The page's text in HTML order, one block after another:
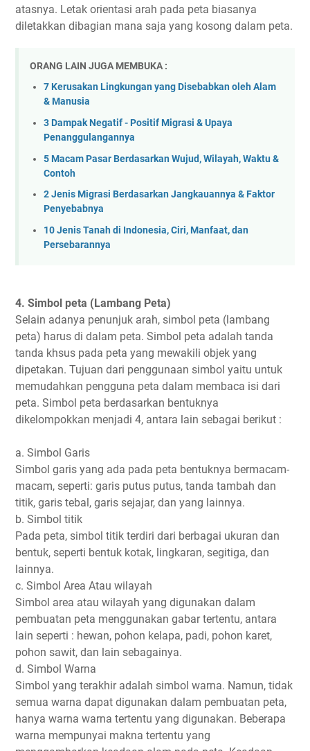
atasnya. Letak orientasi arah pada peta biasanya
diletakkan dibagian mana saja yang kosong dalam peta.
ORANG LAIN JUGA MEMBUKA :
7 Kerusakan Lingkungan yang Disebabkan oleh Alam
& Manusia
3 Dampak Negatif - Positif Migrasi & Upaya
Penanggulangannya
5 Macam Pasar Berdasarkan Wujud, Wilayah, Waktu &
Contoh
2 Jenis Migrasi Berdasarkan Jangkauannya & Faktor
Penyebabnya
10 Jenis Tanah di Indonesia, Ciri, Manfaat, dan
Persebarannya
4. Simbol peta (Lambang Peta)
Selain adanya penunjuk arah, simbol peta (lambang
peta) harus di dalam peta. Simbol peta adalah tanda
tanda khsus pada peta yang mewakili objek yang
dipetakan. Tujuan dari penggunaan simbol yaitu untuk
memudahkan pengguna peta dalam membaca isi dari
peta. Simbol peta berdasarkan bentuknya
dikelompokkan menjadi 4, antara lain sebagai berikut :
a. Simbol Garis
Simbol garis yang ada pada peta bentuknya bermacam-
macam, seperti: garis putus putus, tanda tambah dan
titik, garis tebal, garis sejajar, dan yang lainnya.
b. Simbol titik
Pada peta, simbol titik terdiri dari berbagai ukuran dan
bentuk, seperti bentuk kotak, lingkaran, segitiga, dan
lainnya.
c. Simbol Area Atau wilayah
Simbol area atau wilayah yang digunakan dalam
pembuatan peta menggunakan gabar tertentu, antara
lain seperti : hewan, pohon kelapa, padi, pohon karet,
pohon sawit, dan lain sebagainya.
d. Simbol Warna
Simbol yang terakhir adalah simbol warna. Namun, tidak
semua warna dapat digunakan dalam pembuatan peta,
hanya warna warna tertentu yang digunakan. Beberapa
warna mempunyai makna tertentu yang